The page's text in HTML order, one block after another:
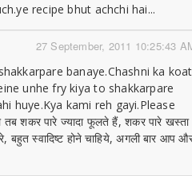
recipe bhut achchi hai...
27 September, 2011 10:25:43
banaye.Chashni ka koat
unhe fry kiya to shakkarpare
huye.Kya kami reh gayi.Please
तब शकर पारे ज्यादा फूलते हैं, शकर पारे खस्ता
बहुत स्वादिष्ट होने चाहिये, अगली बार आप